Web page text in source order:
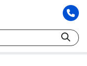
Berater. at